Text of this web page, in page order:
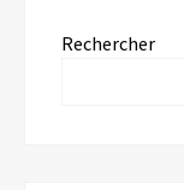
Rechercher